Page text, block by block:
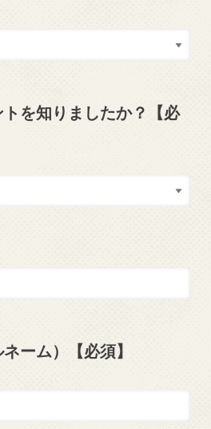
を知りましたか？【必
ーム）【必須】